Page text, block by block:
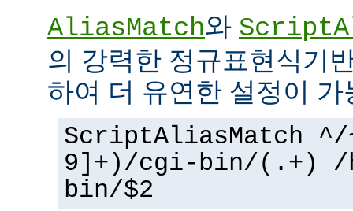
AliasMatch와
의 강력한 정규표현식기
하여 더 유연한 설정이
ScriptAliasMatch
9]+)/cgi-bin/(.+) /
bin/$2